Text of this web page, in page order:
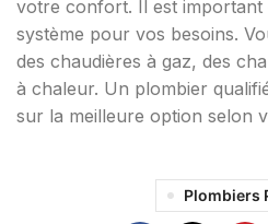
votre confort. Il est important
système pour vos besoins.
des chaudières à gaz, des
à chaleur. Un plombier
sur la meilleure option selon
Plombiers